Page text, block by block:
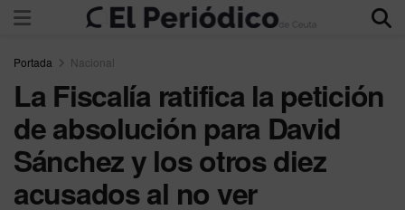
Portada Nacional
La Fiscalía ratifica la petición
de absolución para David
Sánchez y los otros diez
acusados al no ver